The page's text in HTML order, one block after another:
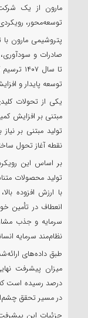
مارون از یک
توسعه‌محور،
پتروشیمی مارون با
صادرات و
تا سال
توسعه پایدار و
یکی از تحولات
مبتنی بر افزایش
تولید مبتنی بر
نقطه آغاز تحول
تولید محصولات
با ارزش افزوده
انعطاف در تأمین
سرمایه و جذب
نظام‌مند سرمایه
درصد رسیده است
در مسیر تحقق